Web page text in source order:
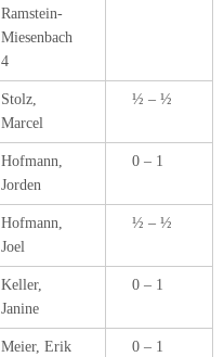
Ramstein-
Miesenbach
4
Stolz,
Marcel
½ – ½
Hofmann,
Jorden
0 – 1
Hofmann,
Joel
½ – ½
Keller,
Janine
0 – 1
Meier, Erik 0 – 1